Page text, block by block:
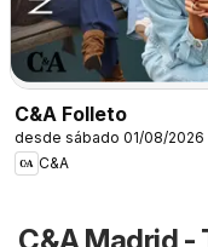
C&A Folleto
desde sábado 01/08/2026
C&A